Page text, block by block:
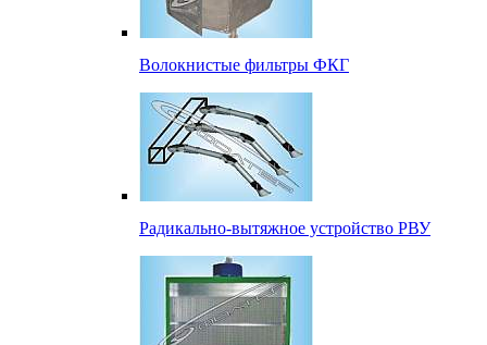
Волокнистые фильтры ФКГ
Радикально-вытяжное устройство РВУ